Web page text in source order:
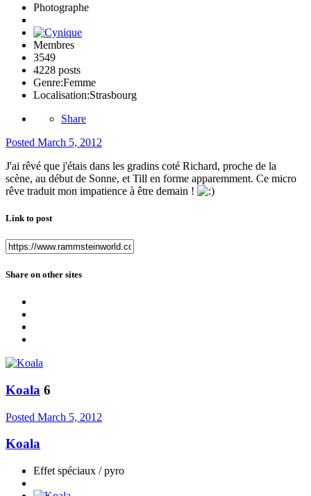
Photographe
Membres
3549
4228 posts
Genre:Femme
Localisation:Strasbourg
Share
Posted March 5, 2012
J'ai rêvé que j'étais dans les gradins coté Richard, proche de la
scène, au début de Sonne, et Till en forme apparemment. Ce micro
rêve traduit mon impatience à être demain !
Link to post
Share on other sites
Koala 6
Posted March 5, 2012
Koala
Effet spéciaux / pyro